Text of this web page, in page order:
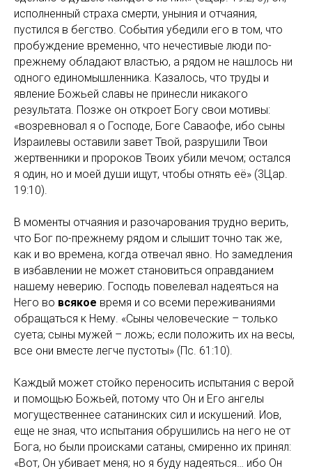
исполненный страха смерти, уныния и отчаяния,
пустился в бегство. События убедили его в том, что
пробуждение временно, что нечестивые люди по-
прежнему обладают властью, а рядом не нашлось ни
одного единомышленника. Казалось, что труды и
явление Божьей славы не принесли никакого
результата. Позже он откроет Богу свои мотивы:
«возревновал я о Господе, Боге Саваофе, ибо сыны
Израилевы оставили завет Твой, разрушили Твои
жертвенники и пророков Твоих убили мечом; остался
я один, но и моей души ищут, чтобы отнять её» (3Цар.
19:10).
В моменты отчаяния и разочарования трудно верить,
что Бог по-прежнему рядом и слышит точно так же,
как и во времена, когда отвечал явно. Но замедления
в избавлении не может становиться оправданием
нашему неверию. Господь повелевал надеяться на
Него во всякое время и со всеми переживаниями
обращаться к Нему. «Сыны человеческие – только
суета; сыны мужей – ложь; если положить их на весы,
все они вместе легче пустоты» (Пс. 61:10).
Каждый может стойко переносить испытания с верой
и помощью Божьей, потому что Он и Его ангелы
могущественнее сатанинских сил и искушений. Иов,
еще не зная, что испытания обрушились на него не от
Бога, но были происками сатаны, смиренно их принял:
«Вот, Он убивает меня; но я буду надеяться… ибо Он